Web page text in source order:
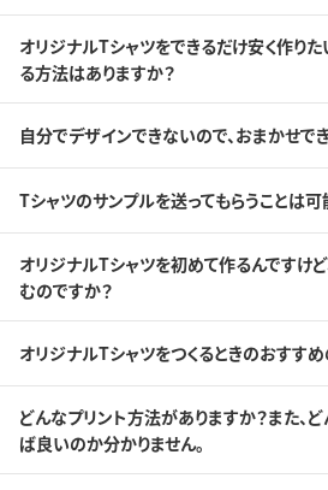
オリジナルTシャツをできるだけ安く作り
る方法はありますか？
自分でデザインできないので、おまかせで
Tシャツのサンプルを送ってもらうことは可
オリジナルTシャツを初めて作るんですけ
むのですか？
オリジナルTシャツをつくるときのおすす
どんなプリント方法がありますか？また、
ば良いのか分かりません。